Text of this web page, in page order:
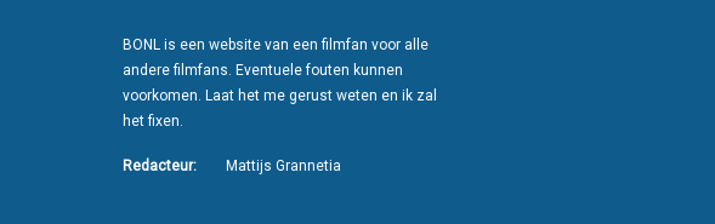
BONL is een website van een filmfan voor alle
andere filmfans. Eventuele fouten kunnen
voorkomen. Laat het me gerust weten en ik zal
het fixen.
Redacteur: Mattijs Grannetia